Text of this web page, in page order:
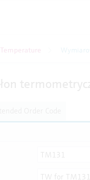
Temperature